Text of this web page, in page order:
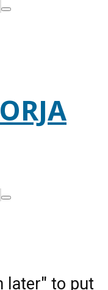
later" to put